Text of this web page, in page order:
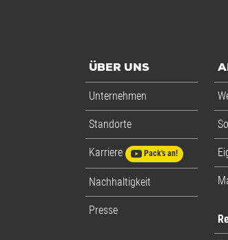
ÜBER UNS
Unternehmen
Standorte
Karriere Pack's an!
Nachhaltigkeit
Presse